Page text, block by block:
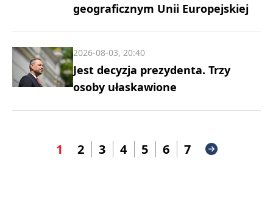
geograficznym Unii Europejskiej
Jest decyzja prezydenta. Trzy
osoby ułaskawione
2026-08-03, 20:40
1 2 3 4 5 6 7